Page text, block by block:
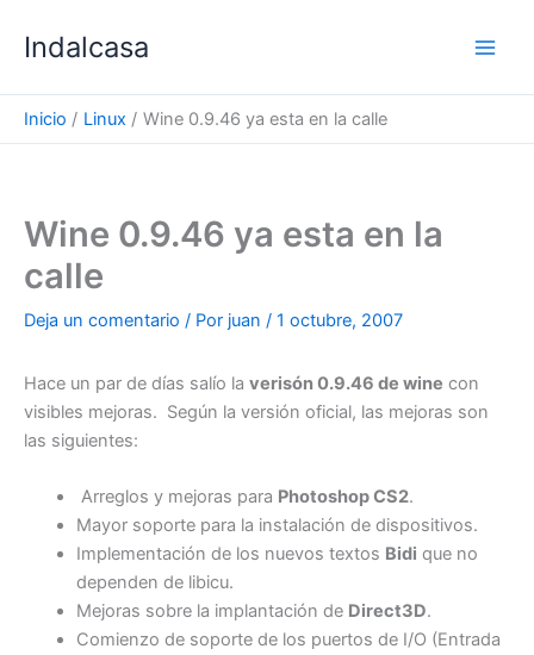
Indalcasa
Inicio Linux Wine 0.9.46 ya esta en la calle
Wine 0.9.46 ya esta en la
calle
Deja un comentario / Por juan / 1 octubre, 2007
Hace un par de días salío la verisón 0.9.46 de wine con
visibles mejoras. Según la versión oficial, las mejoras son
las siguientes:
Arreglos y mejoras para Photoshop CS2.
Mayor soporte para la instalación de dispositivos.
Implementación de los nuevos textos Bidi que no
dependen de libicu.
Mejoras sobre la implantación de Direct3D.
Comienzo de soporte de los puertos de I/O (Entrada